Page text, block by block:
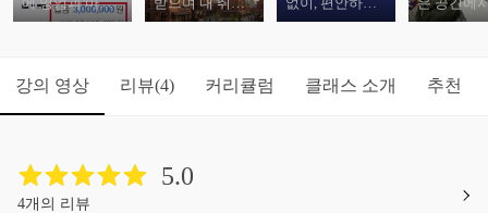
팅 전략을 녹였
다.
이 담긴 공간에
자유롭게 일하
작했습니
강의 영상 리뷰(4) 커리큘럼 클래스 소개 추천
5.0
4개의 리뷰